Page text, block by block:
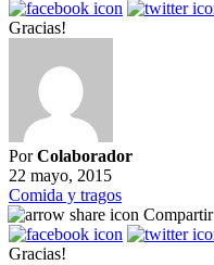
Gracias!
PorColaborador
22 mayo, 2015
Comida y tragos
Compartir
Gracias!